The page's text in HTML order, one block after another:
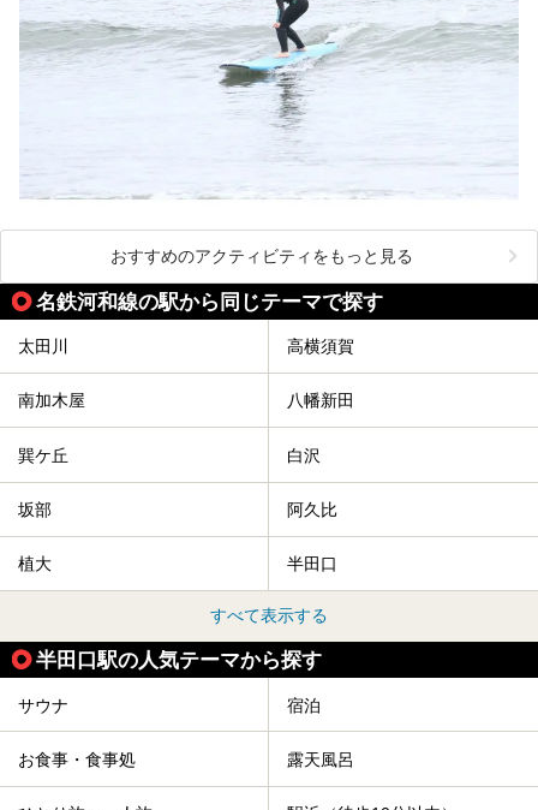
おすすめのアクティビティをもっと見る
名鉄河和線の駅から同じテーマで探す
太田川 高横須賀
南加木屋 八幡新田
巽ケ丘 白沢
坂部 阿久比
植大 半田口
すべて表示する
半田口駅の人気テーマから探す
サウナ 宿泊
お食事・食事処 露天風呂